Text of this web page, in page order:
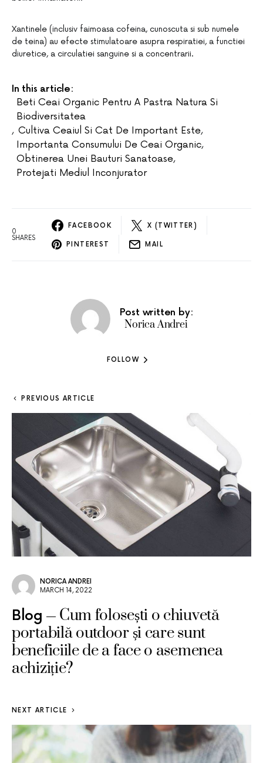
Xantinele (inclusiv faimoasa cofeina, cunoscuta si sub numele
de teina) au efecte stimulatoare asupra respiratiei, a functiei
diuretice, a circulatiei sanguine si a concentrarii.
In this article:
Beti Ceai Organic Pentru A Pastra Natura Si
Biodiversitatea
, Cultiva Ceaiul Si Cat De Important Este,
Importanta Consumului De Ceai Organic,
Obtinerea Unei Bauturi Sanatoase,
Protejati Mediul Inconjurator
0
SHARES
FACEBOOK X (TWITTER)
PINTEREST MAIL
Post written by:
Norica Andrei
FOLLOW
PREVIOUS ARTICLE
NORICA ANDREI
MARCH 14, 2022
Blog
Cum folosești o chiuvetă
portabilă outdoor și care sunt
beneficiile de a face o asemenea
achiziție?
NEXT ARTICLE